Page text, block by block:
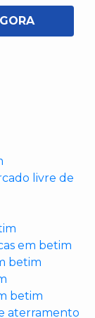
livre de
em betim
betim
betim
aterramento